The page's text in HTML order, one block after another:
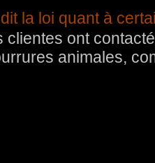
la loi quant à
clientes ont
animales,